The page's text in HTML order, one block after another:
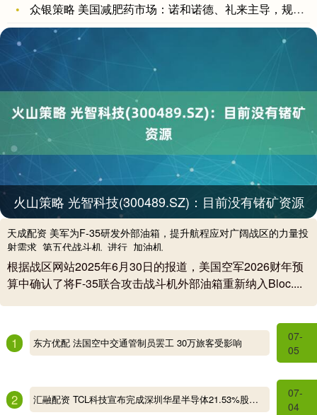
众银策略 美国减肥药市场：诺和诺德、礼来主导，规模580亿
火山策略 光智科技(300489.SZ)：目前没有锗矿资源
天成配资 美军为F-35研发外部油箱，提升航程应对广阔战区的力量投
射需求_第五代战斗机_进行_加油机
根据战区网站2025年6月30日的报道，美国空军2026财年预
算中确认了将F-35联合攻击战斗机外部油箱重新纳入Bloc....
1 东方优配 法国空中交通管制员罢工 30万旅客受影响
07-
05
2 汇融配资 TCL科技宣布完成深圳华星半导体21.53%股权过户，归母净利润将大幅提升！
07-
04